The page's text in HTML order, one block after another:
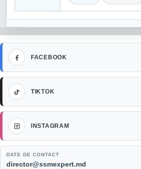
FACEBOOK
Facebook
DATE DE CONTACT
Email:
director@ssmexpert.md
TIKTOK
TikTok
INSTAGRAM
Instagram